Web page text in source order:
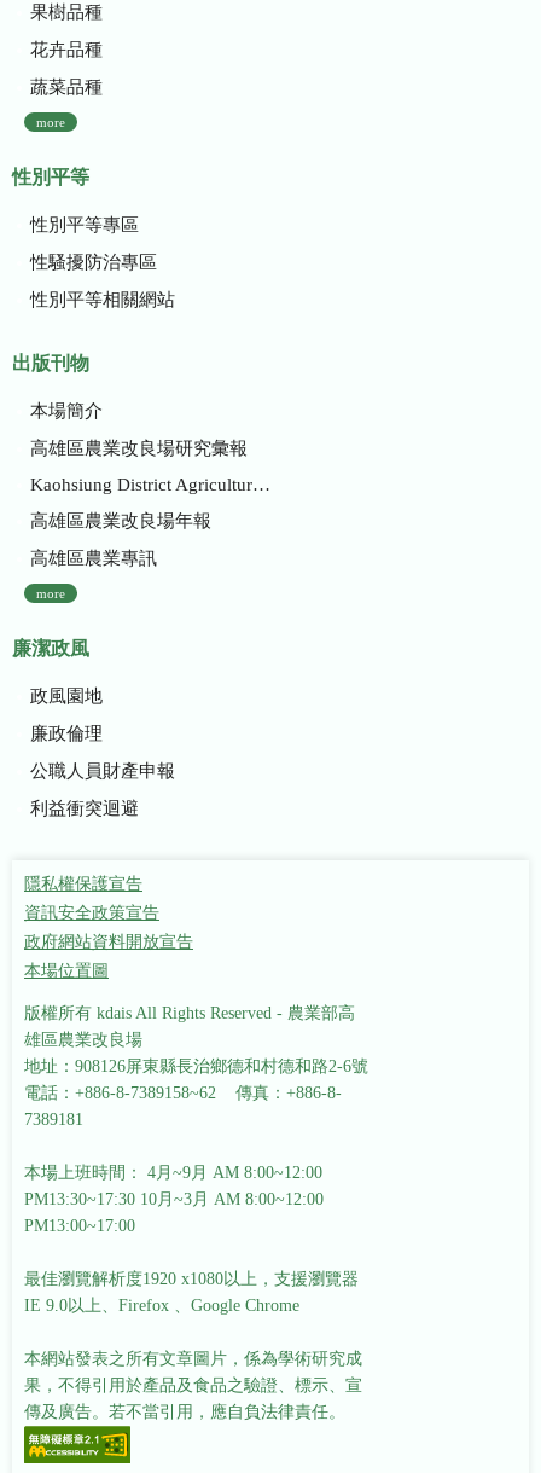
果樹品種
花卉品種
蔬菜品種
more
性別平等
性別平等專區
性騷擾防治專區
性別平等相關網站
出版刊物
本場簡介
高雄區農業改良場研究彙報
Kaohsiung District Agricultural Research and Extension Station
高雄區農業改良場年報
高雄區農業專訊
more
廉潔政風
政風園地
廉政倫理
公職人員財產申報
利益衝突迴避
隱私權保護宣告
資訊安全政策宣告
政府網站資料開放宣告
本場位置圖
版權所有 kdais All Rights Reserved - 農業部高
雄區農業改良場
地址：908126屏東縣長治鄉德和村德和路2-6號
電話：+886-8-7389158~62 傳真：+886-8-
7389181
本場上班時間： 4月~9月 AM 8:00~12:00
PM13:30~17:30 10月~3月 AM 8:00~12:00
PM13:00~17:00
最佳瀏覽解析度1920 x1080以上，支援瀏覽器
IE 9.0以上、Firefox 、Google Chrome
本網站發表之所有文章圖片，係為學術研究成
果，不得引用於產品及食品之驗證、標示、宣
傳及廣告。若不當引用，應自負法律責任。